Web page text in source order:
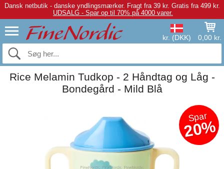
Dansk netbutik - danske yndlingsmærker. Fragt fra 39 kr. Gratis fra 499 kr.
UDSALG - Spar op til 70% på 4000 varer.
kr. (DKK) 0,00 kr.
Rice Melamin Tudkop - 2 Håndtag og Låg -
Bondegård - Mild Blå
Spar
20%